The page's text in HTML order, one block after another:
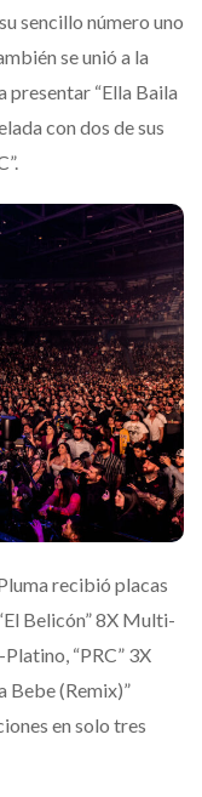
sencillo número uno
se unió a la
presentar “Ella Baila
con dos de sus
recibió placas
Belicón” 8X Multi-
“PRC” 3X
Bebe (Remix)”
en solo tres